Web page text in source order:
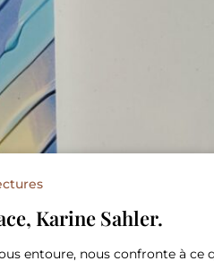
Karine Sahler.
entoure, nous confronte à ce